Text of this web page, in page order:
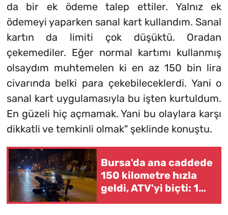
da bir ek ödeme talep ettiler. Yalnız ek
ödemeyi yaparken sanal kart kullandım. Sanal
kartın da limiti çok düşüktü. Oradan
çekemediler. Eğer normal kartımı kullanmış
olsaydım muhtemelen ki en az 150 bin lira
civarında belki para çekebileceklerdi. Yani o
sanal kart uygulamasıyla bu işten kurtuldum.
En güzeli hiç açmamak. Yani bu olaylara karşı
dikkatli ve temkinli olmak" şeklinde konuştu.
Bursa'da ana caddede
150 kilometre hızla
geldi, ATV'yi biçti: 1